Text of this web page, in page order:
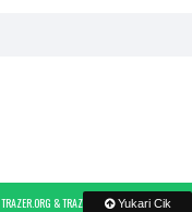
TRAZER.ORG &TRAZER - POWERED BY TRAZER
Yukari Cik